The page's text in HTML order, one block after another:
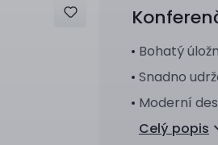
Bohatý
Snadno
Moderní
Celý popis